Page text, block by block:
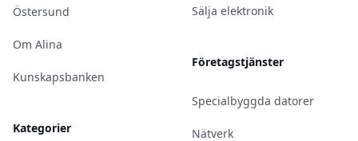
Östersund
Om Alina
Kunskapsbanken
Kategorier
Sälja elektronik
Företagstjänster
Specialbyggda datorer
Nätverk